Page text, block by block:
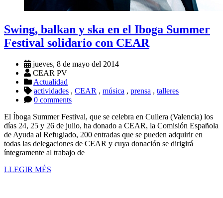
Swing, balkan y ska en el Iboga Summer
Festival solidario con CEAR
jueves, 8 de mayo del 2014
CEAR PV
Actualidad
actividades , CEAR , música , prensa , talleres
0 comments
El Íboga Summer Festival, que se celebra en Cullera (Valencia) los
días 24, 25 y 26 de julio, ha donado a CEAR, la Comisión Española
de Ayuda al Refugiado, 200 entradas que se pueden adquirir en
todas las delegaciones de CEAR y cuya donación se dirigirá
íntegramente al trabajo de
LLEGIR MÉS